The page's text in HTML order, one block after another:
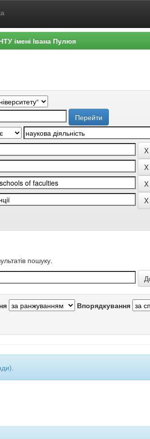
імені Івана Пулюя
пошуку.
Впорядкування